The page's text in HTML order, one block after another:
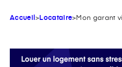
Accueil>Locataire>Mon garant